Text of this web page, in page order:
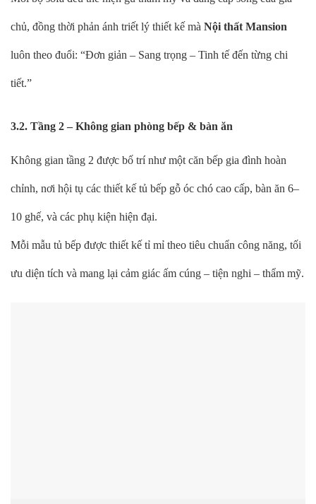
chủ, đồng thời phản ánh triết lý thiết kế mà Nội thất Mansion
luôn theo đuổi: “Đơn giản – Sang trọng – Tinh tế đến từng chi
tiết.”
3.2. Tầng 2 – Không gian phòng bếp & bàn ăn
Không gian tầng 2 được bố trí như một căn bếp gia đình hoàn
chỉnh, nơi hội tụ các thiết kế tủ bếp gỗ óc chó cao cấp, bàn ăn 6–
10 ghế, và các phụ kiện hiện đại.
Mỗi mẫu tủ bếp được thiết kế tỉ mỉ theo tiêu chuẩn công năng, tối
ưu diện tích và mang lại cảm giác ấm cúng – tiện nghi – thẩm mỹ.